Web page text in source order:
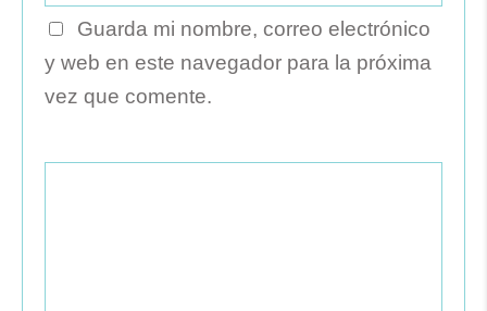
Guarda mi nombre, correo electrónico
y web en este navegador para la próxima
vez que comente.